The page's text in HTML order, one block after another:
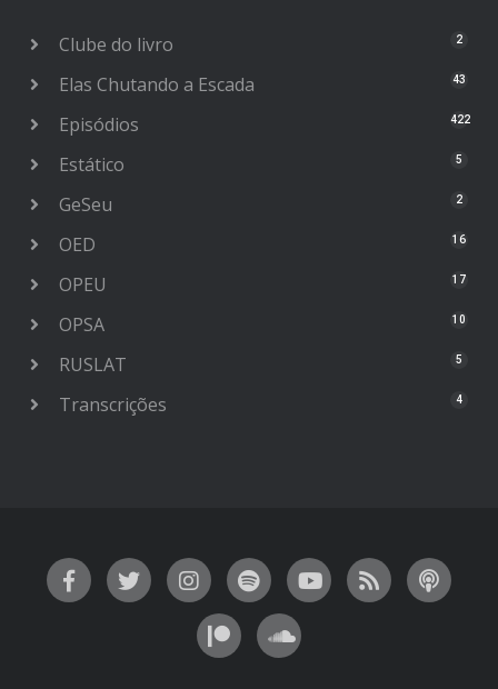
Clube do livro 2
Elas Chutando a Escada 43
Episódios 422
Estático 5
GeSeu 2
OED 16
OPEU 17
OPSA 10
RUSLAT 5
Transcrições 4